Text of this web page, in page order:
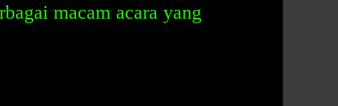
macam acara yang